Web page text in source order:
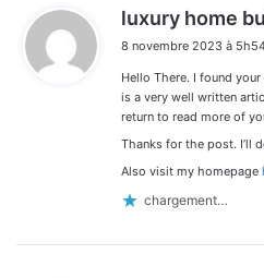
luxury home
8 novembre 2023 à
Hello There. I found
is a very well written
return to read more of
Thanks for the post. I’ll
Also visit my homepage
chargement…